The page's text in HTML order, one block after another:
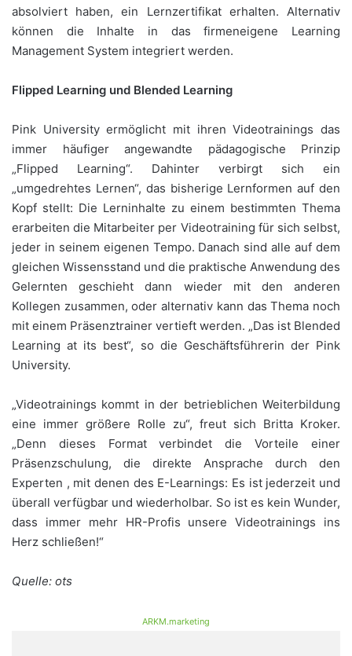
absolviert haben, ein Lernzertifikat erhalten. Alternativ
können die Inhalte in das firmeneigene Learning
Management System integriert werden.
Flipped Learning und Blended Learning
Pink University ermöglicht mit ihren Videotrainings das
immer häufiger angewandte pädagogische Prinzip
„Flipped Learning“. Dahinter verbirgt sich ein
„umgedrehtes Lernen“, das bisherige Lernformen auf den
Kopf stellt: Die Lerninhalte zu einem bestimmten Thema
erarbeiten die Mitarbeiter per Videotraining für sich selbst,
jeder in seinem eigenen Tempo. Danach sind alle auf dem
gleichen Wissensstand und die praktische Anwendung des
Gelernten geschieht dann wieder mit den anderen
Kollegen zusammen, oder alternativ kann das Thema noch
mit einem Präsenztrainer vertieft werden. „Das ist Blended
Learning at its best“, so die Geschäftsführerin der Pink
University.
„Videotrainings kommt in der betrieblichen Weiterbildung
eine immer größere Rolle zu“, freut sich Britta Kroker.
„Denn dieses Format verbindet die Vorteile einer
Präsenzschulung, die direkte Ansprache durch den
Experten , mit denen des E-Learnings: Es ist jederzeit und
überall verfügbar und wiederholbar. So ist es kein Wunder,
dass immer mehr HR-Profis unsere Videotrainings ins
Herz schließen!“
Quelle: ots
ARKM.marketing